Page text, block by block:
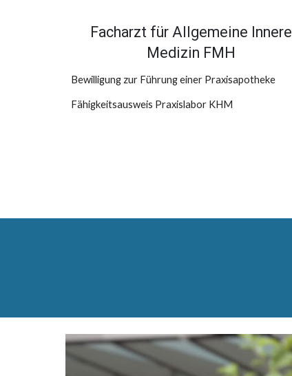
Facharzt für Allgemeine Innere
Medizin FMH
Bewilligung zur Führung einer Praxisapotheke
Fähigkeitsausweis Praxislabor KHM